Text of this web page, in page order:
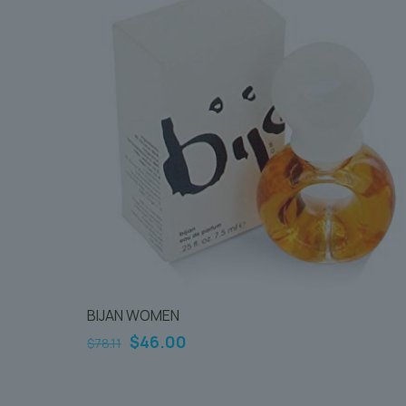
BIJAN WOMEN
$78.11 Le
$46.00Le